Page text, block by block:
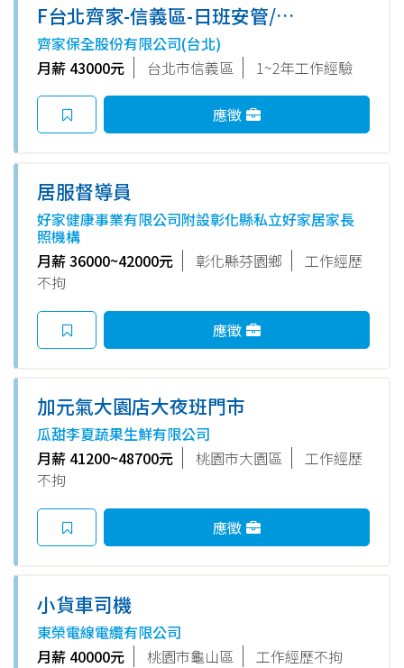
F台北齊家-信義區-日班安管/月
休10天 43K (市府路)
齊家保全股份有限公司(台北)
月薪 43000元
台北市信義區 1~2年工作經驗
應徵
居服督導員
好家健康事業有限公司附設彰化縣私立好家居家長
照機構
月薪 36000~42000元
彰化縣芬園鄉
工作經歷
不拘
應徵
加元氣大園店大夜班門市
瓜甜李夏蔬果生鮮有限公司
月薪 41200~48700元
桃園市大園區
工作經歷
不拘
應徵
小貨車司機
東榮電線電纜有限公司
月薪 40000元
桃園市龜山區 工作經歷不拘